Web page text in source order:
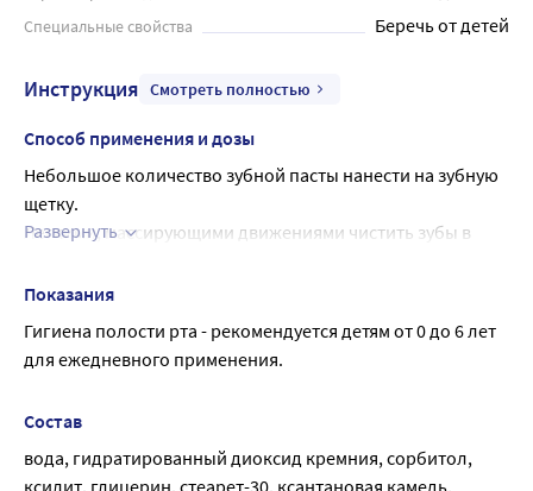
Специальные свойства Беречь от детей
Инструкция Смотреть полностью
Способ применения и дозы
Небольшое количество зубной пасты нанести на зубную
щетку.
Легкими, массирующими движениями чистить зубы в
После применения необходимо прополоскать полость
Детям рекомендуется чистить зубы пастами, состав
которых соответствует возрасту.
под контролем взрослых.
Рекомендуется использовать 2-3 раза в день.
Развернуть
Показания
Гигиена полости рта - рекомендуется детям от 0 до 6 лет
для ежедневного применения.
Состав
вода, гидратированный диоксид кремния, сорбитол,
ксилит, глицерин, стеарет-30, ксантановая камедь,